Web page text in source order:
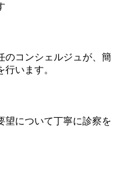
のコンシェルジュが、簡
います。
望について丁寧に診察を